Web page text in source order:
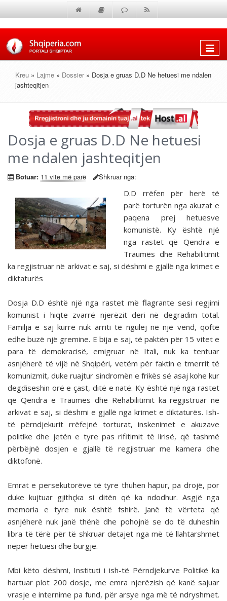
Shfaq
Kreu » Lajme » Dossier » Dosja e gruas D.D Ne hetuesi me ndalen
jashteqitjen
Dosja e gruas D.D Ne hetuesi
me ndalen jashteqitjen
Botuar: 11 vite më parë Shkruar nga:
D.D rrëfen për herë të
parë torturën nga akuzat e
paqena prej hetuesve
komunistë. Ky është një
nga rastet që Qendra e
Traumës dhe Rehabilitimit
ka regjistruar në arkivat e saj, si dëshmi e gjallë nga krimet e
diktaturës
Dosja D.D është një nga rastet më flagrante sesi regjimi
komunist i hiqte zvarrë njerëzit deri në degradim total.
Familja e saj kurrë nuk arriti të ngulej në një vend, qoftë
edhe buzë një gremine. E bija e saj, të paktën për 15 vitet e
para të demokracisë, emigruar në Itali, nuk ka tentuar
asnjëherë të vijë në Shqipëri, vetëm për faktin e tmerrit të
komunizmit, duke ruajtur sindromën e frikës së asaj kohe kur
degdiseshin orë e çast, ditë e natë. Ky është një nga rastet
që Qendra e Traumës dhe Rehabilitimit ka regjistruar në
arkivat e saj, si dëshmi e gjallë nga krimet e diktaturës. Ish-
të përndjekurit rrëfejnë torturat, inskenimet e akuzave
politike dhe jetën e tyre pas rifitimit të lirisë, që tashmë
përbëjnë dosjen e gjallë të regjistruar me kamera dhe
diktofonë.
Emrat e persekutorëve të tyre thuhen hapur, pa drojë, por
duke kujtuar gjithçka si ditën që ka ndodhur. Asgjë nga
memoria e tyre nuk është fshirë. Janë të vërteta që
asnjëherë nuk janë thënë dhe pohojnë se do të duheshin
libra të tërë për të shkruar detajet nga më të llahtarshmet
nëpër hetuesi dhe burgje.
Mbi këto dëshmi, Instituti i ish-të Përndjekurve Politikë ka
hartuar plot 200 dosje, me emra njerëzish që kanë sajuar
vrasje e internime pa fund, për arsye nga më të ndryshmet.